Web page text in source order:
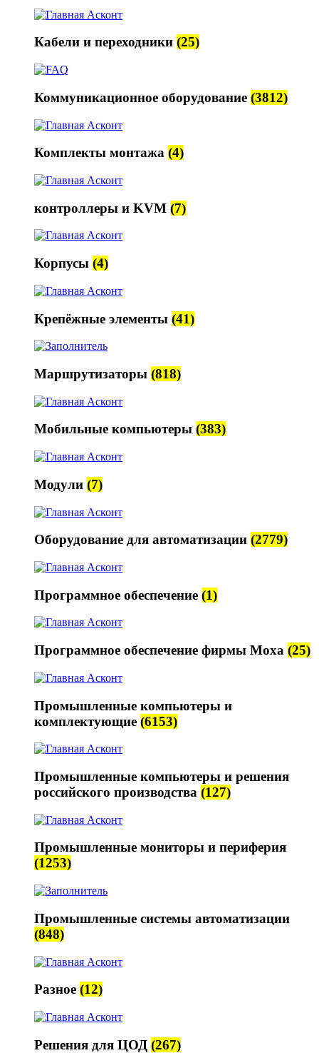
Кабели и переходники (25)
Коммуникационное оборудование (3812)
Комплекты монтажа (4)
контроллеры и KVM (7)
Корпусы (4)
Крепёжные элементы (41)
Маршрутизаторы (818)
Мобильные компьютеры (383)
Модули (7)
Оборудование для автоматизации (2779)
Программное обеспечение (1)
Программное обеспечение фирмы Moxa (25)
Промышленные компьютеры и
комплектующие (6153)
Промышленные компьютеры и решения
российского производства (127)
Промышленные мониторы и периферия
(1253)
Промышленные системы автоматизации
(848)
Разное (12)
Решения для ЦОД (267)